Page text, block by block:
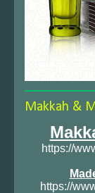
Makkah &
https://
https://